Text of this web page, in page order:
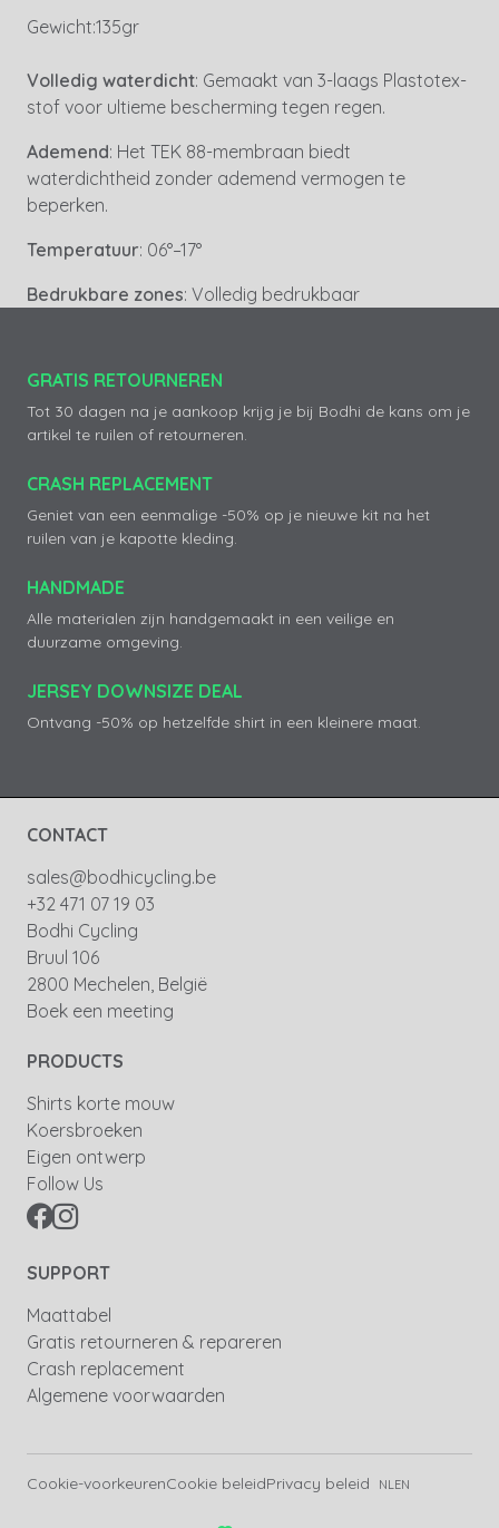
Gewicht:135gr
Volledig waterdicht: Gemaakt van 3-laags Plastotex-
stof voor ultieme bescherming tegen regen.
Ademend: Het TEK 88-membraan biedt
waterdichtheid zonder ademend vermogen te
beperken.
Temperatuur: 06°–17°
Bedrukbare zones: Volledig bedrukbaar
GRATIS RETOURNEREN
Tot 30 dagen na je aankoop krijg je bij Bodhi de kans om je
artikel te ruilen of retourneren.
CRASH REPLACEMENT
Geniet van een eenmalige -50% op je nieuwe kit na het
ruilen van je kapotte kleding.
HANDMADE
Alle materialen zijn handgemaakt in een veilige en
duurzame omgeving.
JERSEY DOWNSIZE DEAL
Ontvang -50% op hetzelfde shirt in een kleinere maat.
CONTACT
sales@bodhicycling.be
+32 471 07 19 03
Bodhi Cycling
Bruul 106
2800 Mechelen, België
Boek een meeting
PRODUCTS
Shirts korte mouw
Koersbroeken
Eigen ontwerp
Follow Us
SUPPORT
Maattabel
Gratis retourneren & repareren
Crash replacement
Algemene voorwaarden
Cookie-voorkeurenCookie beleidPrivacy beleid NL EN